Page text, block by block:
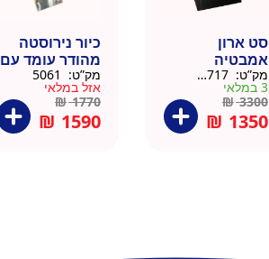
סט ארון
אמבטיה
נירוסטה שחור
60 סמ
מק”ט:
3 במלאי
₪3300
₪ 1350
כיור נירוסטה
מהודר עומד עם
פח אשפה
ברצלונה
מק”ט:
אזל במלאי
₪1770
₪ 1590